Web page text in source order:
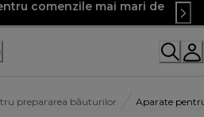
comenzile mai mari de
prepararea băuturilor Aparate